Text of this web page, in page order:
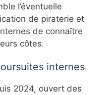
l’éventuelle
de piraterie et
de connaître
côtes.
internes
2024, ouvert des